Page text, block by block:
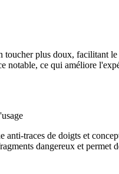
toucher plus doux, facilitant
notable, ce qui améliore
anti-traces de doigts et
dangereux et permet